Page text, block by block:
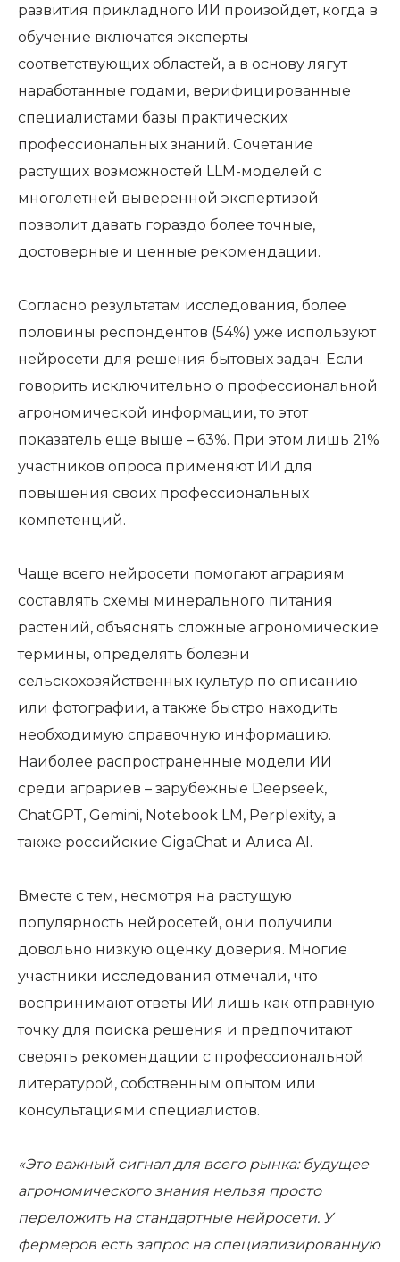
развития прикладного ИИ произойдет, когда в
обучение включатся эксперты
соответствующих областей, а в основу лягут
наработанные годами, верифицированные
специалистами базы практических
профессиональных знаний. Сочетание
растущих возможностей LLM-моделей с
многолетней выверенной экспертизой
позволит давать гораздо более точные,
достоверные и ценные рекомендации.
Согласно результатам исследования, более
половины респондентов (54%) уже используют
нейросети для решения бытовых задач. Если
говорить исключительно о профессиональной
агрономической информации, то этот
показатель еще выше – 63%. При этом лишь 21%
участников опроса применяют ИИ для
повышения своих профессиональных
компетенций.
Чаще всего нейросети помогают аграриям
составлять схемы минерального питания
растений, объяснять сложные агрономические
термины, определять болезни
сельскохозяйственных культур по описанию
или фотографии, а также быстро находить
необходимую справочную информацию.
Наиболее распространенные модели ИИ
среди аграриев – зарубежные Deepseek,
ChatGPT, Gemini, Notebook LM, Perplexity, а
также российские GigaChat и Алиса AI.
Вместе с тем, несмотря на растущую
популярность нейросетей, они получили
довольно низкую оценку доверия. Многие
участники исследования отмечали, что
воспринимают ответы ИИ лишь как отправную
точку для поиска решения и предпочитают
сверять рекомендации с профессиональной
литературой, собственным опытом или
консультациями специалистов.
«Это важный сигнал для всего рынка: будущее
агрономического знания нельзя просто
переложить на стандартные нейросети. У
фермеров есть запрос на специализированную